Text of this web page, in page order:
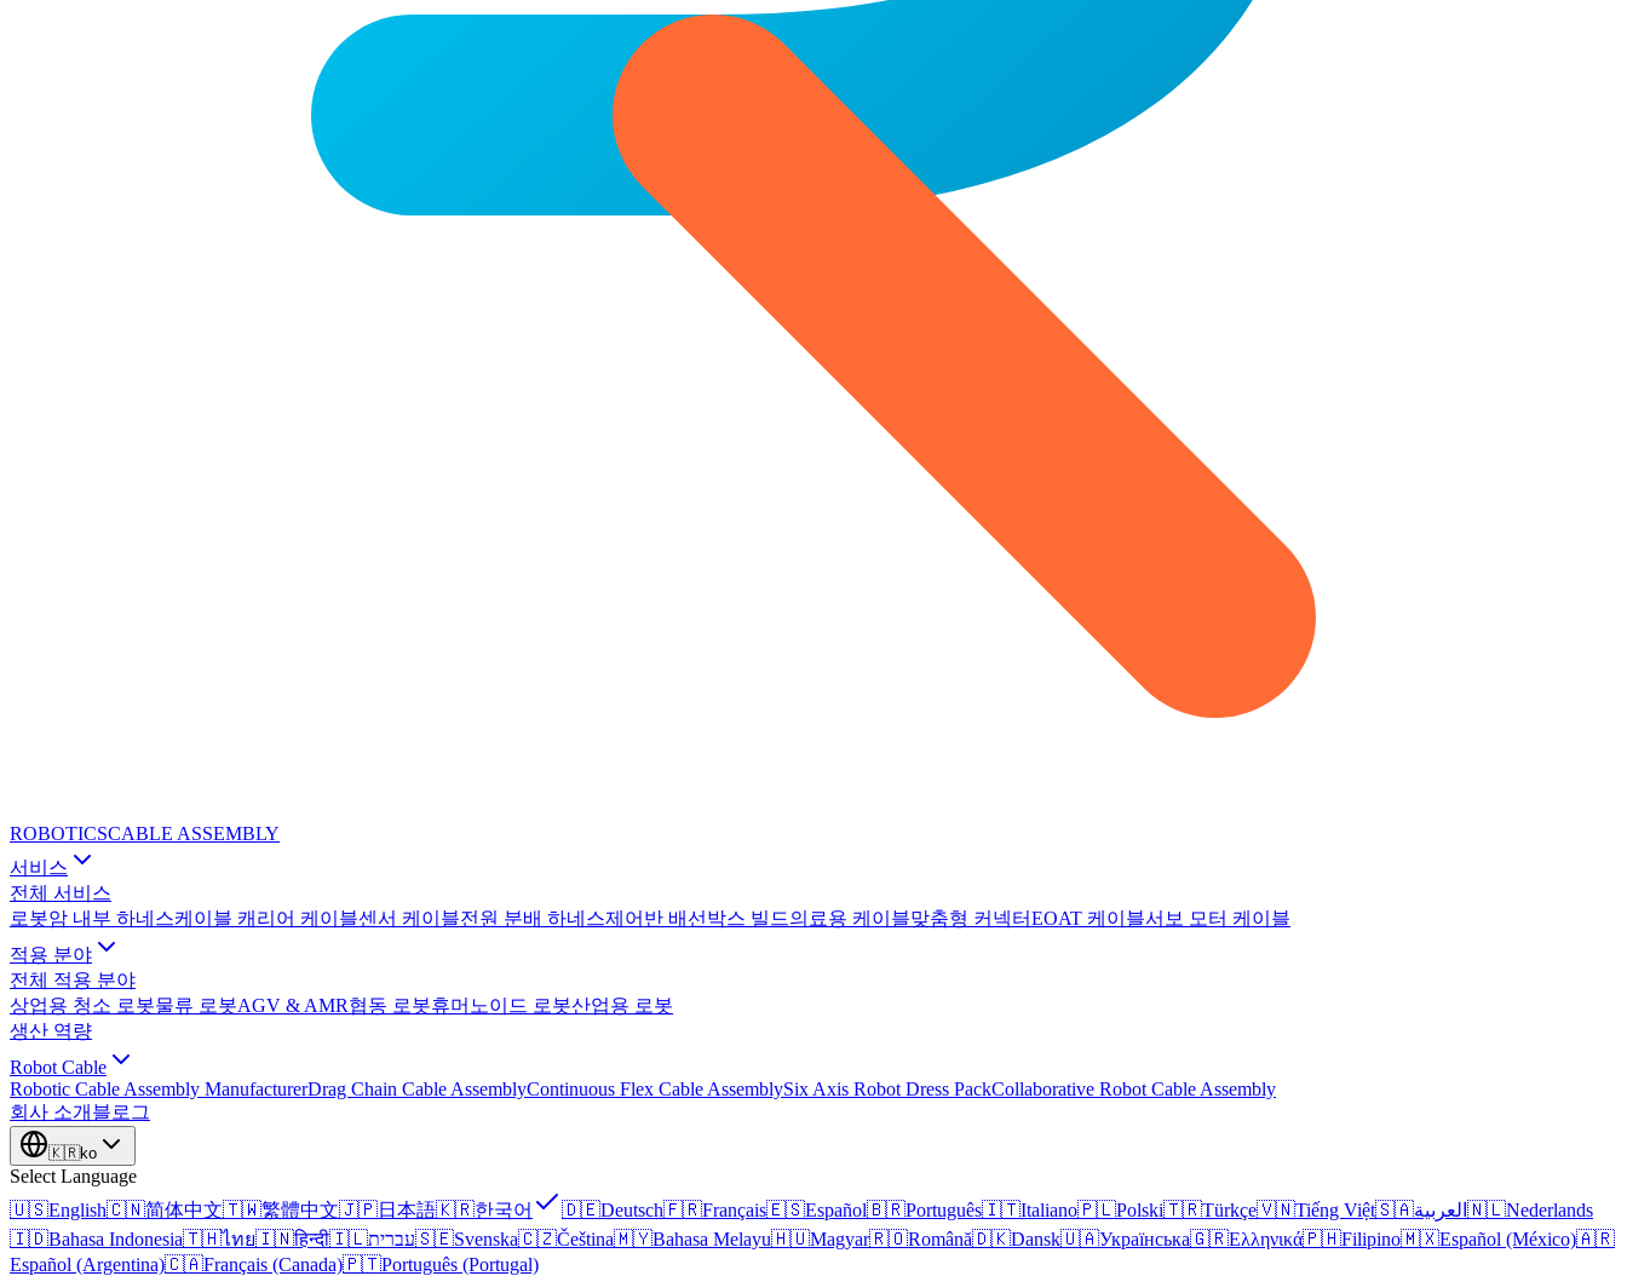
ROBOTICSCABLE ASSEMBLY
서비스
전체 서비스
로봇암 내부 하네스케이블 캐리어 케이블센서 케이블전원 분배 하네스제어반 배선 박스 빌드의료용 케이블맞춤형 커넥터EOAT 케이블서보 모터 케이블
적용 분야
전체 적용 분야
상업용 청소 로봇물류 로봇AGV & AMR협동 로봇휴머노이드 로봇산업용 로봇
생산 역량
Robot Cable
Robotic Cable Assembly ManufacturerDrag Chain Cable AssemblyContinuous Flex Cable AssemblySix Axis Robot Dress PackCollaborative Robot Cable Assembly
회사 소개 블로그
🇰🇷ko
Select Language
🇺🇸English🇨🇳简体中文🇹🇼繁體中文🇯🇵日本語🇰🇷한국어 🇩🇪Deutsch🇫🇷Français🇪🇸Español🇧🇷Português🇮🇹Italiano🇵🇱Polski🇹🇷Türkçe🇻🇳Tiếng Việt🇸🇦العربية 🇳🇱Nederlands
🇮🇩Bahasa Indonesia🇹🇭ไทย🇮🇳हिन्दी🇮🇱עברית🇸🇪Svenska🇨🇿Čeština🇲🇾Bahasa Melayu🇭🇺Magyar🇷🇴Română🇩🇰Dansk🇺🇦Українська🇬🇷Ελληνικά🇵🇭Filipino🇲🇽Español (México)🇦🇷
Español (Argentina)🇨🇦Français (Canada)🇵🇹Português (Portugal)